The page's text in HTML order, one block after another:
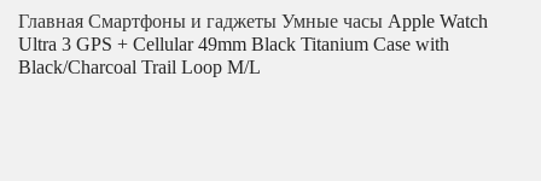
Главная Смартфоны и гаджеты Умные часы Apple Watch
Ultra 3 GPS + Cellular 49mm Black Titanium Case with
Black/Charcoal Trail Loop M/L